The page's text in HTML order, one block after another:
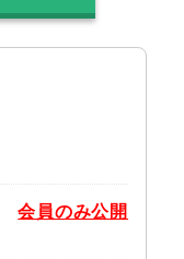
会員のみ公開